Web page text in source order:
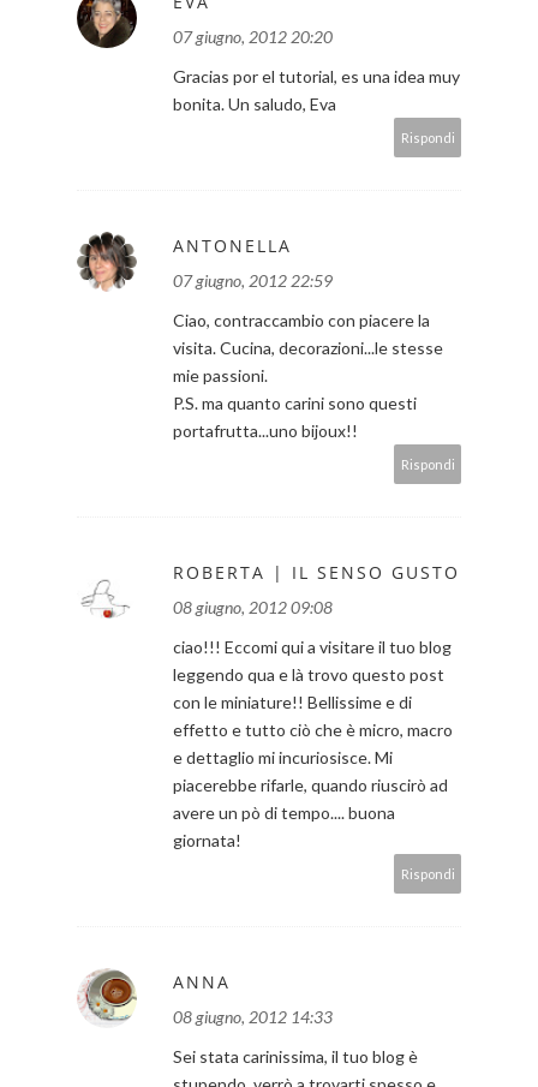
07 giugno, 2012 20:20
Gracias por el tutorial, es una idea muy
bonita. Un saludo, Eva
Rispondi
ANTONELLA
07 giugno, 2012 22:59
Ciao, contraccambio con piacere la
visita. Cucina, decorazioni...le stesse
mie passioni.
P.S. ma quanto carini sono questi
portafrutta...uno bijoux!!
Rispondi
ROBERTA | IL SENSO GUSTO
08 giugno, 2012 09:08
ciao!!! Eccomi qui a visitare il tuo blog
leggendo qua e là trovo questo post
con le miniature!! Bellissime e di
effetto e tutto ciò che è micro, macro
e dettaglio mi incuriosisce. Mi
piacerebbe rifarle, quando riuscirò ad
avere un pò di tempo.... buona
giornata!
Rispondi
ANNA
08 giugno, 2012 14:33
Sei stata carinissima, il tuo blog è